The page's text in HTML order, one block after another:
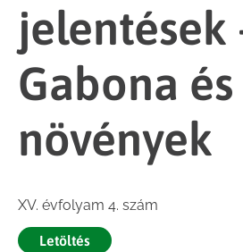
jelentések
Gabona
növények
XV. évfolyam 4. szám
Letöltés